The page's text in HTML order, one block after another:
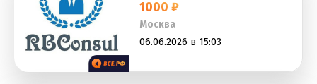
1000 ₽
Москва
06.06.2026 в 15:03